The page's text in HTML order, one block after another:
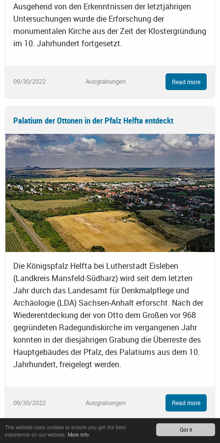
Got it
This website uses cookies to ensure you get the best
experience on our website. More info.
Ausgehend von den Erkenntnissen der letztjährigen
Untersuchungen wurde die Erforschung der
monumentalen Kirche aus der Zeit der Klostergründung
im 10. Jahrhundert fortgesetzt.
09/30/2022 Ausgrabungen Read more
Palatium der Ottonen in der Pfalz Helfta entdeckt
Die Königspfalz Helfta bei Lutherstadt Eisleben
(Landkreis Mansfeld-Südharz) wird seit dem letzten
Jahr durch das Landesamt für Denkmalpflege und
Archäologie (LDA) Sachsen-Anhalt erforscht. Nach der
Wiederentdeckung der von Otto dem Großen vor 968
gegründeten Radegundiskirche im vergangenen Jahr
konnten in der diesjährigen Grabung die Überreste des
Hauptgebäudes der Pfalz, des Palatiums aus dem 10.
Jahrhundert, freigelegt werden.
09/30/2022 Ausgrabungen Read more